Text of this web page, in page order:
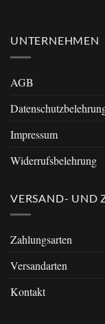
UNTERNEHMEN
AGB
Impressum
Widerrufsbelehrung
VERSAND- UND
Zahlungsarten
Versandarten
Kontakt